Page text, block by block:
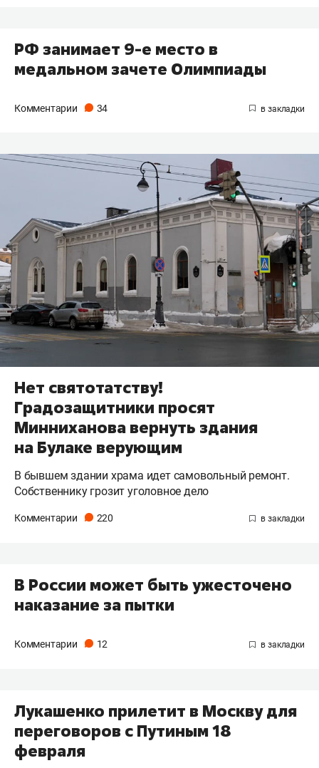
РФ занимает 9-е место в
медальном зачете Олимпиады
Комментарии 34
Нет святотатству!
Градозащитники просят
Минниханова вернуть здания
на Булаке верующим
В бывшем здании храма идет самовольный ремонт.
Собственнику грозит уголовное дело
Комментарии 220
В России может быть ужесточено
наказание за пытки
Комментарии 12
Лукашенко прилетит в Москву для
переговоров с Путиным 18
февраля